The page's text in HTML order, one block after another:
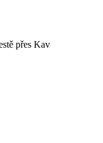
přes Kav